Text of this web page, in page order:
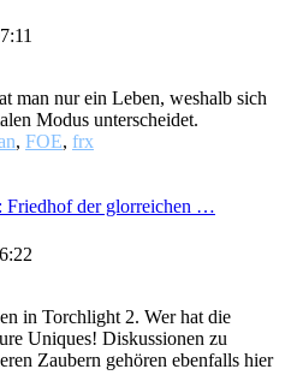
man nur ein Leben, weshalb sich
Modus unterscheidet.
, FOE, frx
Friedhof der glorreichen …
in Torchlight 2. Wer hat die
Uniques! Diskussionen zu
Zaubern gehören ebenfalls hier